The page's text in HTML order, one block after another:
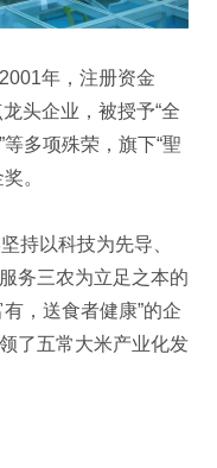
年，注册资金
头企业，被授予“全
多项殊荣，旗下“聖
。
以科技为先导、
务三农为立足之本的
，送食者健康”的企
了五常大米产业化发